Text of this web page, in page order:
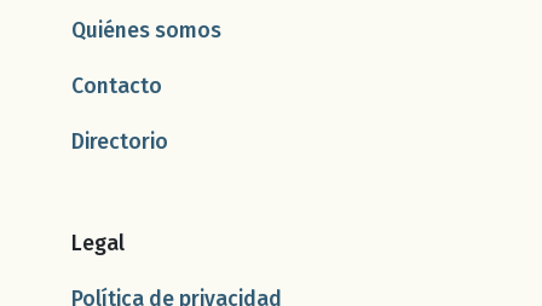
Quiénes somos
Contacto
Directorio
Legal
Política de privacidad